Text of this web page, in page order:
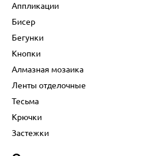
Аппликации
Бисер
Бегунки
Кнопки
Алмазная мозаика
Ленты отделочные
Тесьма
Крючки
Застежки